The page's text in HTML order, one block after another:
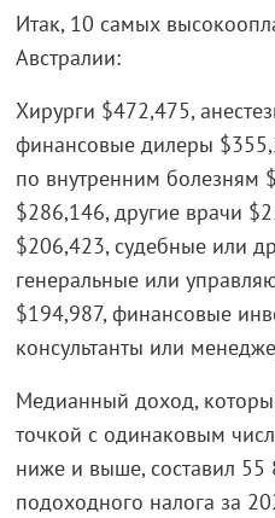
Итак, 10 самых
Австралии:
Хирурги $472,475,
финансовые дилеры
по внутренним болезням
$286,146, другие врачи
$206,423, судебные или
генеральные или
$194,987, финансовые
консультанты или
Медианный доход,
точкой с одинаковым
ниже и выше, составил
подоходного налога за